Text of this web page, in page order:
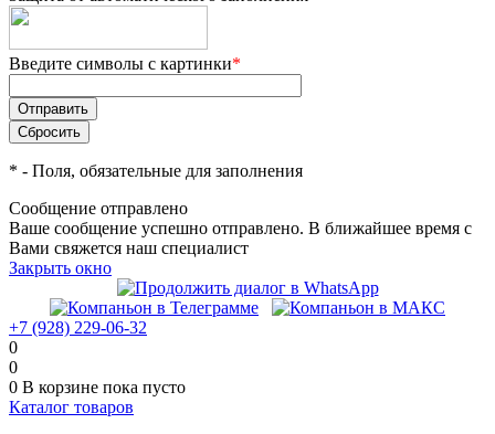
Введите символы с картинки*
* - Поля, обязательные для заполнения
Сообщение отправлено
Ваше сообщение успешно отправлено. В ближайшее время с
Вами свяжется наш специалист
Закрыть окно
+7 (928) 229-06-32
0
0
0 В корзине пока пусто
Каталог товаров